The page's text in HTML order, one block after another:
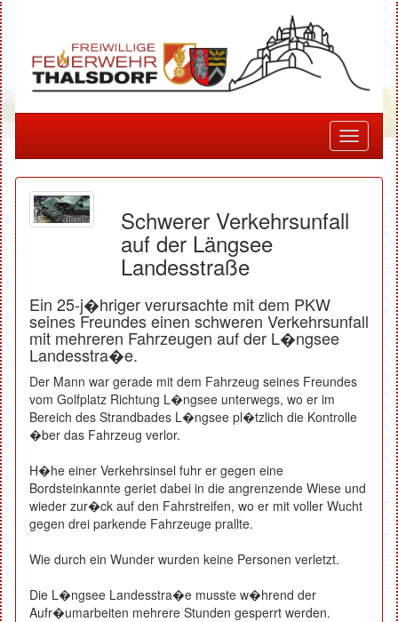
Toggle
Schwerer Verkehrsunfall
auf der Längsee
Landesstraße
Ein 25-j�hriger verursachte mit dem PKW
seines Freundes einen schweren Verkehrsunfall
mit mehreren Fahrzeugen auf der L�ngsee
Landesstra�e.
Der Mann war gerade mit dem Fahrzeug seines Freundes
vom Golfplatz Richtung L�ngsee unterwegs, wo er im
Bereich des Strandbades L�ngsee pl�tzlich die Kontrolle
�ber das Fahrzeug verlor.
H�he einer Verkehrsinsel fuhr er gegen eine
Bordsteinkannte geriet dabei in die angrenzende Wiese und
wieder zur�ck auf den Fahrstreifen, wo er mit voller Wucht
gegen drei parkende Fahrzeuge prallte.
Wie durch ein Wunder wurden keine Personen verletzt.
Die L�ngsee Landesstra�e musste w�hrend der
Aufr�umarbeiten mehrere Stunden gesperrt werden.